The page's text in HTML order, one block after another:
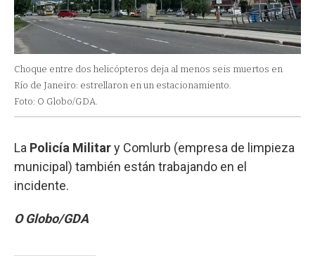
Choque entre dos helicópteros deja al menos seis muertos en
Río de Janeiro: estrellaron en un estacionamiento.
Foto: O Globo/GDA.
La Policía Military Comlurb (empresa de limpieza
municipal) también están trabajando en el
incidente.
O Globo/GDA